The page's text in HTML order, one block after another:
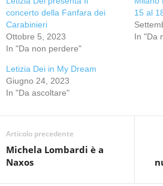
concerto della Fanfara dei
Carabinieri
Ottobre 5, 2023
In "Da non perdere"
15 al
In "Da
Letizia Dei in My Dream
Giugno 24, 2023
In "Da ascoltare"
Articolo precedente
Michela Lombardi è a
Naxos